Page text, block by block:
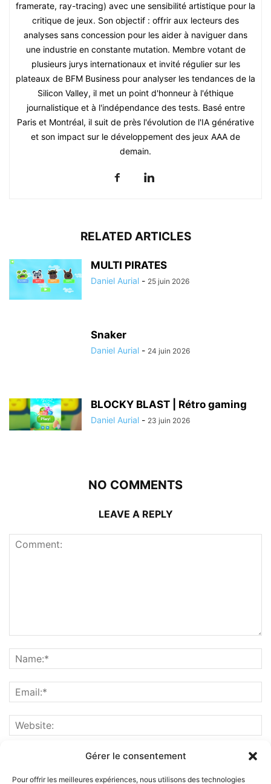
Gérer le consentement
Pour offrir les meilleures expériences, nous utilisons des technologies
framerate, ray-tracing) avec une sensibilité artistique pour la
critique de jeux. Son objectif : offrir aux lecteurs des
analyses sans concession pour les aider à naviguer dans
une industrie en constante mutation. Membre votant de
plusieurs jurys internationaux et invité régulier sur les
plateaux de BFM Business pour analyser les tendances de la
Silicon Valley, il met un point d'honneur à l'éthique
journalistique et à l'indépendance des tests. Basé entre
Paris et Montréal, il suit de près l'évolution de l'IA générative
et son impact sur le développement des jeux AAA de
demain.
RELATED ARTICLES
MULTI PIRATES
Daniel Aurial - 25 juin 2026
Snaker
Daniel Aurial - 24 juin 2026
BLOCKY BLAST | Rétro gaming
Daniel Aurial - 23 juin 2026
NO COMMENTS
LEAVE A REPLY